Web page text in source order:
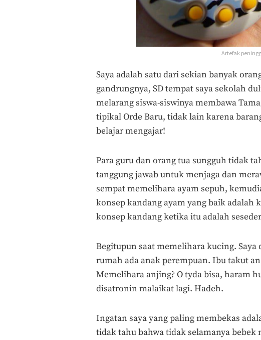
Artefak
Saya adalah satu dari sekian banyak
gandrungnya, SD tempat saya sekolah
melarang siswa-siswinya membawa
tipikal Orde Baru, tidak lain karena
belajar mengajar!
Para guru dan orang tua sungguh tidak
tanggung jawab untuk menjaga dan
sempat memelihara ayam sepuh,
konsep kandang ayam yang baik adalah
konsep kandang ketika itu adalah
Begitupun saat memelihara kucing.
rumah ada anak perempuan. Ibu takut
Memelihara anjing? O tyda bisa, haram
disatronin malaikat lagi. Hadeh.
Ingatan saya yang paling membekas
tidak tahu bahwa tidak selamanya bebek